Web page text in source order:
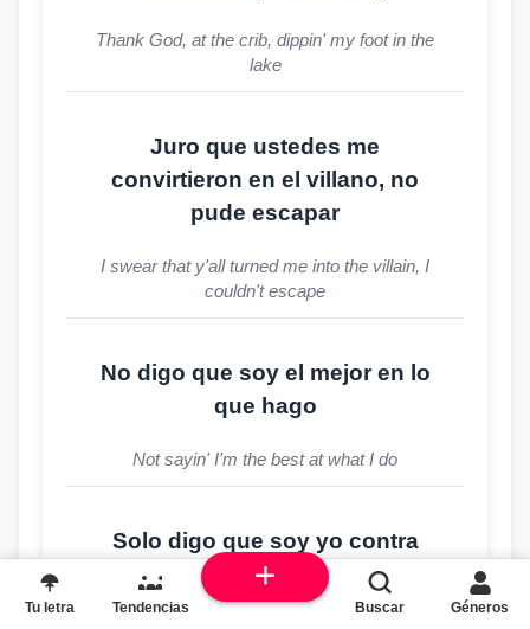
Thank God, at the crib, dippin' my foot in the
lake
Juro que ustedes me
convirtieron en el villano, no
pude escapar
I swear that y'all turned me into the villain, I
couldn't escape
No digo que soy el mejor en lo
que hago
Not sayin' I'm the best at what I do
Solo digo que soy yo contra
quien quiera perder
Tu letra Tendencias Buscar Géneros